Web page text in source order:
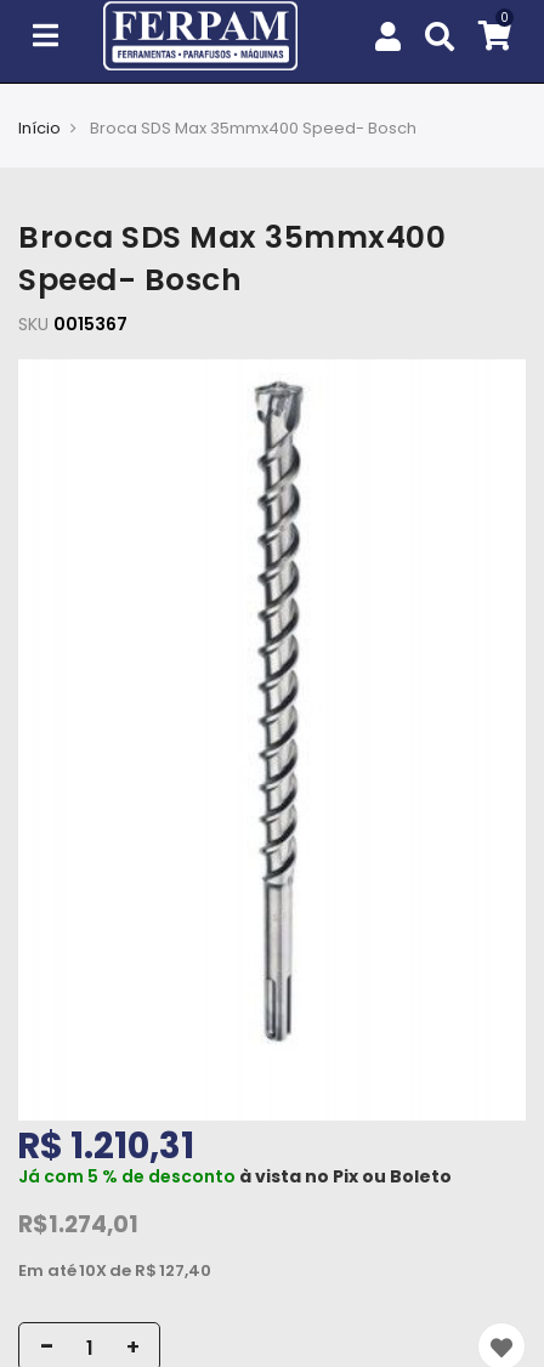
e
Jardim
EPIs
e
Acessórios
Oficina
Início Broca SDS Max 35mmx400 Speed- Bosch
Broca SDS Max 35mmx400
Speed- Bosch
SKU 0015367
R$ 1.210,31
Já com 5 % de desconto à vista no Pix ou Boleto
R$1.274,01
Em até10X de R$127,40
- +